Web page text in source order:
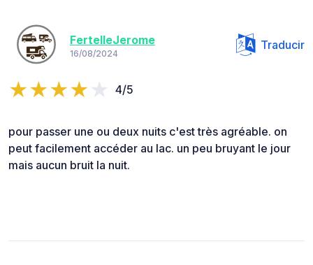
FertelleJerome
16/08/2024
Traducir
4/5
pour passer une ou deux nuits c'est très agréable. on
peut facilement accéder au lac. un peu bruyant le jour
mais aucun bruit la nuit.